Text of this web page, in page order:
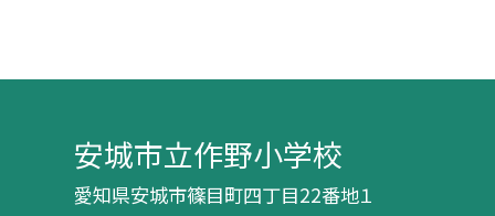
安城市立作野小学校
愛知県安城市篠目町四丁目22番地１